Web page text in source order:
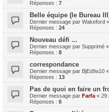
Réponses : 7
Belle équipe (le Bureau
Dernier message par Wakeford «
Réponses : 24
Nouveau défi ...
Dernier message par Supprimé «
Réponses : 8
correspondance
Dernier message par BjEd9a10 «
Réponses : 13
Pas de quoi en faire un
Dernier message par Farfa « 29
Réponses : 6